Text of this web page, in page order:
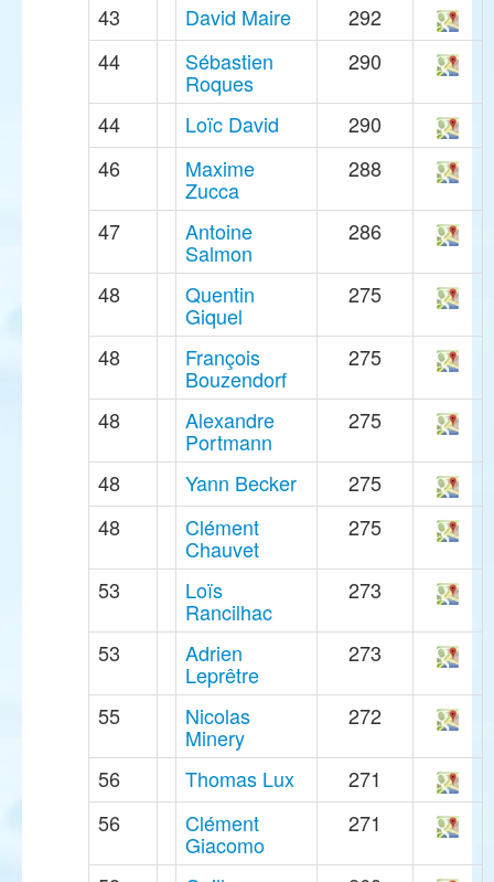
43
David Maire
292
44
Sébastien
Roques
290
44 Loïc David
290
46
Maxime
Zucca
288
47 Antoine
Salmon
286
48 Quentin
Giquel
275
48 François
Bouzendorf
275
48 Alexandre
Portmann
275
48 Yann Becker
275
48
Clément
Chauvet
275
53 Loïs
Rancilhac
273
53 Adrien
Leprêtre
273
55 Nicolas
Minery
272
56 Thomas Lux
271
56
Clément
Giacomo
271